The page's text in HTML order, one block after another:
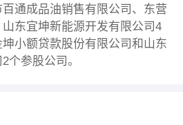
通成品油销售有限公司、东营
东宜坤新能源开发有限公司4
小额贷款股份有限公司和山东
个参股公司。